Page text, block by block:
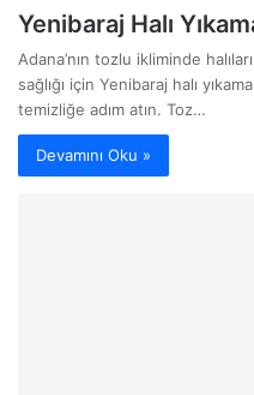
Yenibaraj Halı
Adana’nın tozlu ikliminde
sağlığı için Yenibaraj halı
temizliğe adım atın. Toz…
Devamını Oku »